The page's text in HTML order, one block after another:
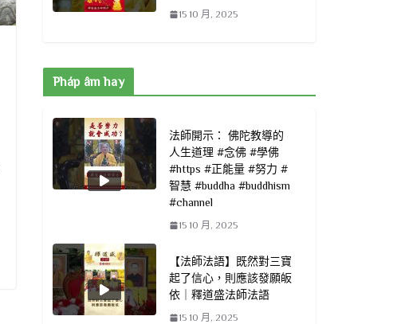
15 10 月, 2025
Pháp âm hay
法師開示： 佛陀教導的
人生道理 #念佛 #學佛
#https #正能量 #努力 #
智慧 #buddha #buddhism
#channel
15 10 月, 2025
【法師法語】既然對三寶
起了信心，則應該發願皈
依｜釋道盛法師法語
15 10 月, 2025